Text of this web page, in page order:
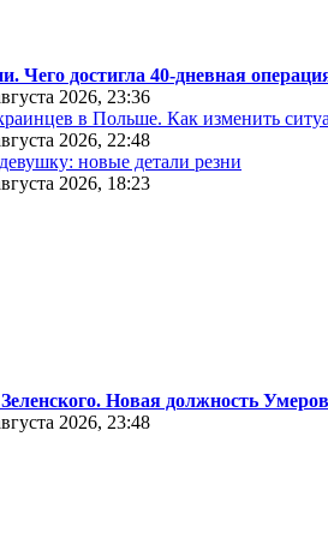
Чего достигла 40-дневная
2026, 23:36
в Польше. Как изменить
2026, 22:48
новые детали резни
2026, 18:23
Новая должность
2026, 23:48